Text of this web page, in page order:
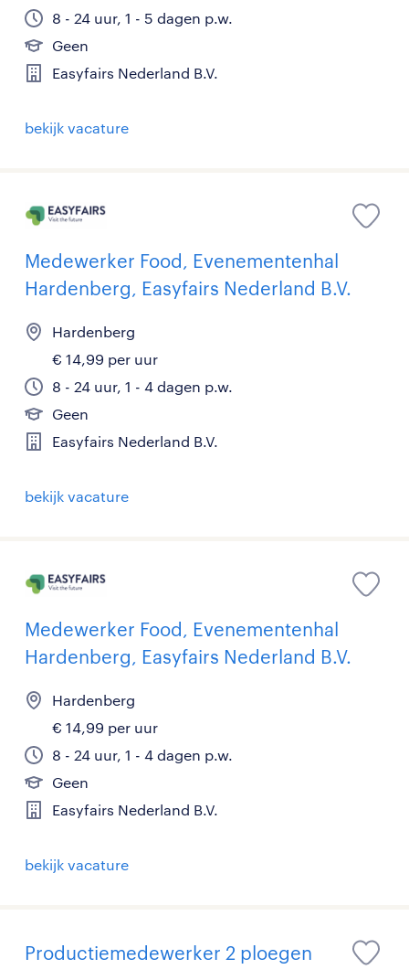
8 - 24 uur, 1 - 5 dagen p.w.
Geen
Easyfairs Nederland B.V.
bekijk vacature
Medewerker Food, Evenementenhal
Hardenberg, Easyfairs Nederland B.V.
Hardenberg
€ 14,99 per uur
8 - 24 uur, 1 - 4 dagen p.w.
Geen
Easyfairs Nederland B.V.
bekijk vacature
Medewerker Food, Evenementenhal
Hardenberg, Easyfairs Nederland B.V.
Hardenberg
€ 14,99 per uur
8 - 24 uur, 1 - 4 dagen p.w.
Geen
Easyfairs Nederland B.V.
bekijk vacature
Productiemedewerker 2 ploegen